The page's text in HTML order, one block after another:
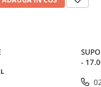
-